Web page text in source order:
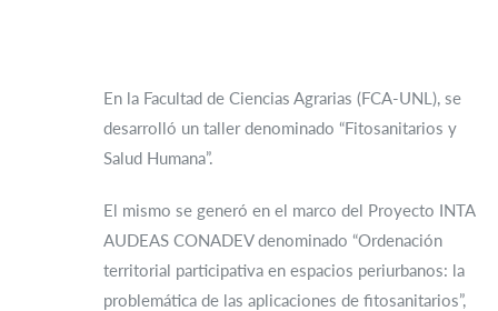
En la Facultad de Ciencias Agrarias (FCA-UNL), se
desarrolló un taller denominado “Fitosanitarios y
Salud Humana”.
El mismo se generó en el marco del Proyecto INTA
AUDEAS CONADEV denominado “Ordenación
territorial participativa en espacios periurbanos: la
problemática de las aplicaciones de fitosanitarios”,